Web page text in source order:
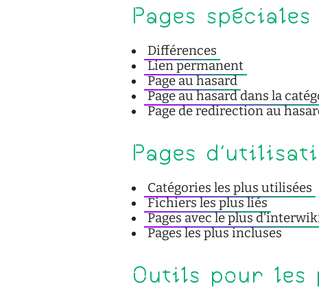
Pages
Différences
Lien permanent
Page au hasard
Page au hasard dans la
Page de redirection au
Pages
Catégories les plus utilisées
Fichiers les plus liés
Pages avec le plus
Pages les plus incluses
Outils pour les